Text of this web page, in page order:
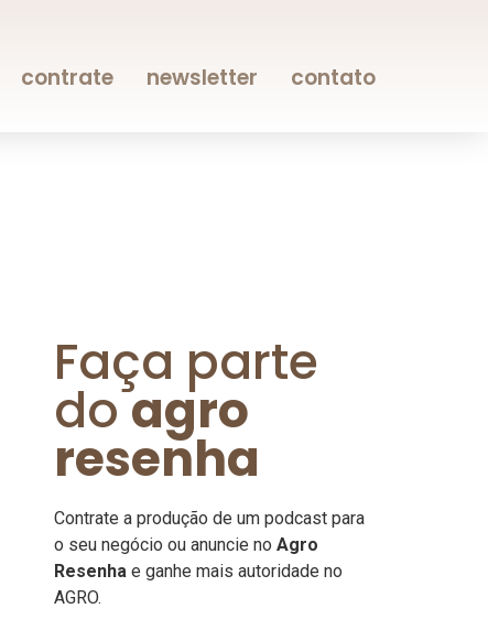
contrate newsletter contato
Faça parte
doagro
resenha
Contrate a produção de um podcast para
o seu negócio ou anuncie no Agro
Resenha e ganhe mais autoridade no
AGRO.